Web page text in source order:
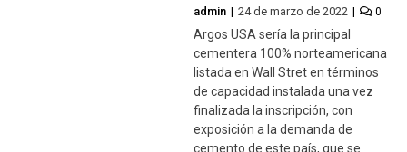
admin 24 de marzo de 2022 0
Argos USA sería la principal
cementera 100% norteamericana
listada en Wall Stret en términos
de capacidad instalada una vez
finalizada la inscripción, con
exposición a la demanda de
cemento de este país, que se